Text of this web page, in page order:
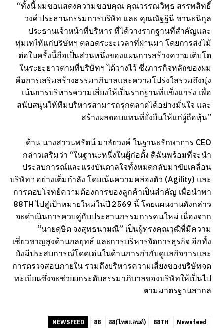
“ทั้งนี้ ผมขอแสดงความขอบคุณ คุณวรรณวิพุธ สรรพสิทธิ์
วงศ์ ประธานกรรมการบริษัท และ คุณณัฐฐินี ชวนะนิกุล
ประธานเจ้าหน้าที่บริหาร ที่ได้วางรากฐานที่สำคัญและ
ทุ่มเทให้แก่บริษัทฯ ตลอดระยะเวลาที่ผ่านมา โดยการส่งไม้
ต่อในครั้งนี้ถือเป็นส่วนหนึ่งของแผนการสร้างความเติบโต
ในระยะยาวตามที่บริษัทฯ ได้วางไว้ ซึ่งภารกิจหลักของผม
คือการเสริมสร้างธรรมาภิบาลและความโปร่งใสรวมถึงมุ่ง
เน้นการบริหารความเสี่ยงให้เป็นรากฐานที่แข็งแกร่ง เพื่อ
สนับสนุนให้ทีมบริหารสามารถรุกตลาดได้อย่างมั่นใจ และ
สร้างผลตอบแทนที่ยั่งยืนให้แก่ผู้ถือหุ้น”
ด้าน นางสาวนพรัตน์ มาลัยวงค์ ในฐานะรักษาการ CEO
กล่าวเสริมว่า “ในฐานะหนึ่งในผู้ก่อตั้ง ดิฉันพร้อมที่จะนำ
ประสบการณ์และแรงบันดาลใจทั้งหมดกลับมาขับเคลื่อน
บริษัทฯ อย่างเต็มกำลัง โดยเน้นความคล่องตัว (Agility) และ
การตอบโจทย์ความต้องการของลูกค้าเป็นสำคัญ เพื่อนำพา
88TH ไปสู่เป้าหมายใหม่ในปี 2569 นี้ โดยแผนงานดังกล่าว
จะดำเนินการควบคู่กับประธานกรรมการคนใหม่ เนื่องจาก
“นายดุษิต จงสุทธนามณี” เป็นผู้ทรงคุณวุฒิที่มีความ
เชี่ยวชาญสูงด้านกลยุทธ์ และการบริหารจัดการธุรกิจ อีกทั้ง
ยังมีประสบการณ์โดดเด่นในด้านการกำกับดูแลกิจการและ
การตรวจสอบภายใน รวมถึงบริหารความเสี่ยงของบริษัทจด
ทะเบียนซึ่งจะช่วยยกระดับธรรมาภิบาลของบริษัทให้เป็นไป
ตามมาตรฐานสากล
NEWSFEED 88 88(ไทยแลนด์) 88TH
Newsfeed